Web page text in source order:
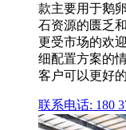
款主要用于鹅
石资源的匮乏
更受市场的欢
细配置方案的
客户可以更好
联系电话: 180